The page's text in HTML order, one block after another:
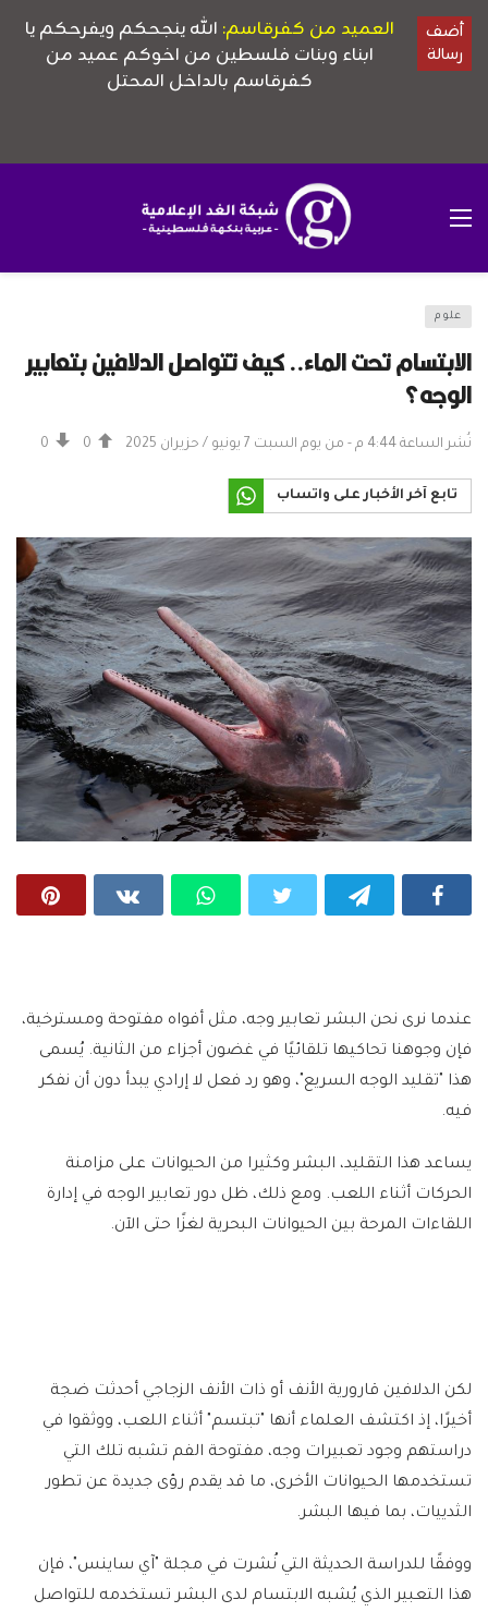
علوم
الابتسام تحت الماء.. كيف تتواصل الدلافين بتعابير
الوجه؟
نُشر الساعة 4:44 م - من يوم السبت 7 يونيو / حزيران 2025 0
0
تابع آخر الأخبار على واتساب
عندما نرى نحن البشر تعابير وجه، مثل أفواه مفتوحة ومسترخية،
فإن وجوهنا تحاكيها تلقائيًا في غضون أجزاء من الثانية. يُسمى
هذا "تقليد الوجه السريع"، وهو رد فعل لا إرادي يبدأ دون أن نفكر
فيه.
يساعد هذا التقليد، البشر وكثيرا من الحيوانات على مزامنة
الحركات أثناء اللعب. ومع ذلك، ظل دور تعابير الوجه في إدارة
اللقاءات المرحة بين الحيوانات البحرية لغزًا حتى الآن.
لكن الدلافين قارورية الأنف أو ذات الأنف الزجاجي أحدثت ضجة
أخيرًا، إذ اكتشف العلماء أنها "تبتسم" أثناء اللعب، ووثقوا في
دراستهم وجود تعبيرات وجه، مفتوحة الفم تشبه تلك التي
تستخدمها الحيوانات الأخرى، ما قد يقدم رؤى جديدة عن تطور
الثدييات، بما فيها البشر.
ووفقًا للدراسة الحديثة التي نُشرت في مجلة "آي ساينس"، فإن
هذا التعبير الذي يُشبه الابتسام لدى البشر تستخدمه للتواصل